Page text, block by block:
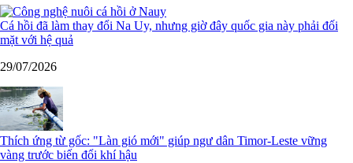
Cá hồi đã làm thay đổi Na Uy, nhưng giờ đây quốc gia này phải đối
mặt với hệ quả
29/07/2026
Thích ứng từ gốc: "Làn gió mới" giúp ngư dân Timor-Leste vững
vàng trước biến đổi khí hậu